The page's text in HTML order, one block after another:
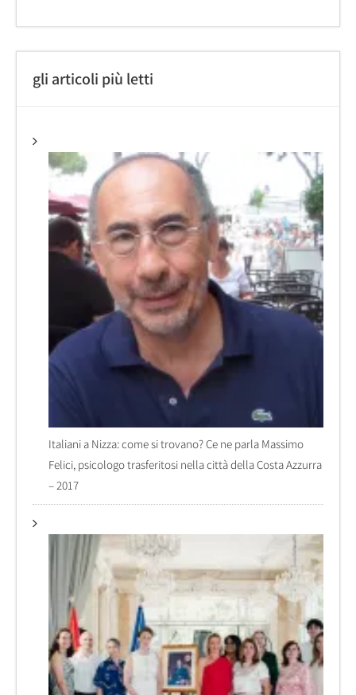
gli articoli più letti
Italiani a Nizza: come si trovano? Ce ne parla Massimo
Felici, psicologo trasferitosi nella città della Costa Azzurra
– 2017